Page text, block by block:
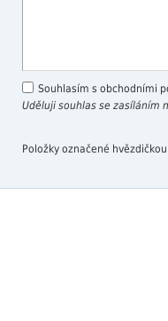
Souhlasím s obchodními
Uděluji souhlas se zasíláním
Položky označené